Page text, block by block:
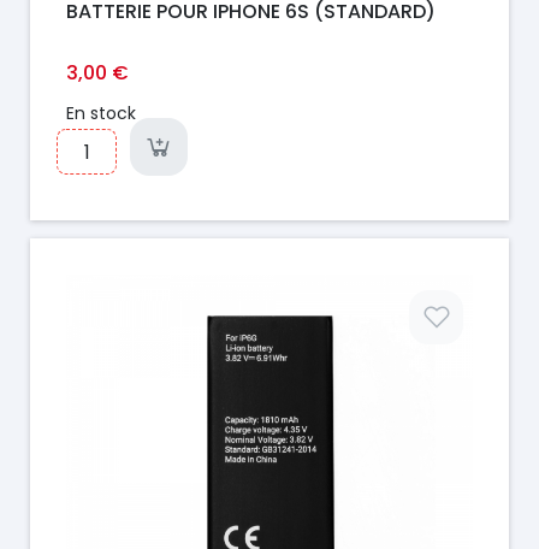
BATTERIE POUR IPHONE 6S (STANDARD)
3,00 €
En stock